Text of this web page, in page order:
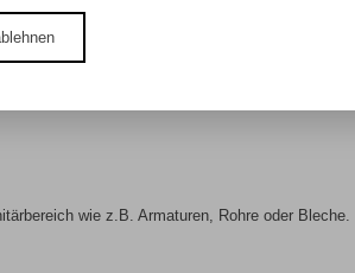
wie z.B. Armaturen, Rohre oder